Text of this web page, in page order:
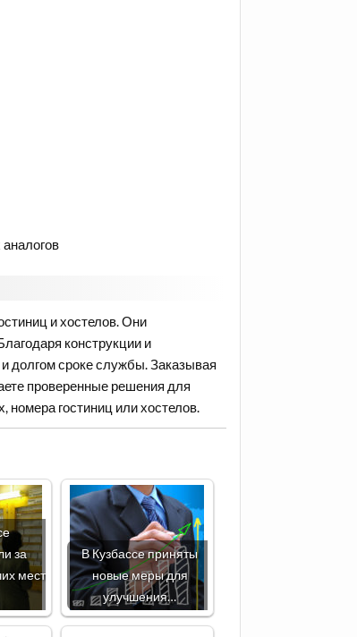
и хостелов. Они
конструкции и
долгом сроке службы. Заказывая
проверенные решения для
гостиниц или хостелов.
за
мест
В Кузбассе приняты
новые меры для
улучшения…